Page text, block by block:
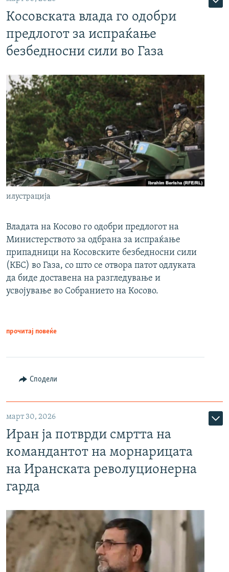
Косовската влада го одобри
предлогот за испраќање
безбедносни сили во Газа
илустрација
Владата на Косово го одобри предлогот на
Министерството за одбрана за испраќање
припадници на Косовските безбедносни сили
(КБС) во Газа, со што се отвора патот одлуката
да биде доставена на разгледување и
усвојување во Собранието на Косово.
прочитај повеќе
Сподели
март 30, 2026
Иран ја потврди смртта на
командантот на морнарицата
на Иранската револуционерна
гарда